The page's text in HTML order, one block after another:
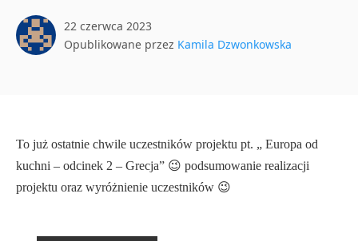
22 czerwca 2023
Opublikowane przez Kamila Dzwonkowska
To już ostatnie chwile uczestników projektu pt. „ Europa od
kuchni – odcinek 2 – Grecja” 😉 podsumowanie realizacji
projektu oraz wyróżnienie uczestników 😉